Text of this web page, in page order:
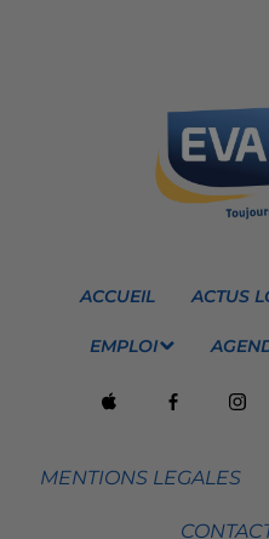
ACCUEIL ACTUS
EMPLOI
MENTIONS LEGALES